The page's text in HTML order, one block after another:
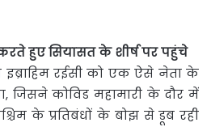
हुए सियासत के शीर्ष पर पहुंचे
इब्राहिम रईसी को एक ऐसे नेता के
जिसने कोविड महामारी के दौर में
के प्रतिबंधों के बोझ से डूब रही